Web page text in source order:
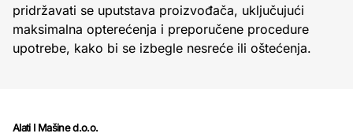
pridržavati se uputstava proizvođača, uključujući
maksimalna opterećenja i preporučene procedure
upotrebe, kako bi se izbegle nesreće ili oštećenja.
Alati I Mašine d.o.o.